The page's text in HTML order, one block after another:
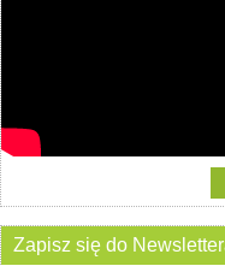
Zapisz się do